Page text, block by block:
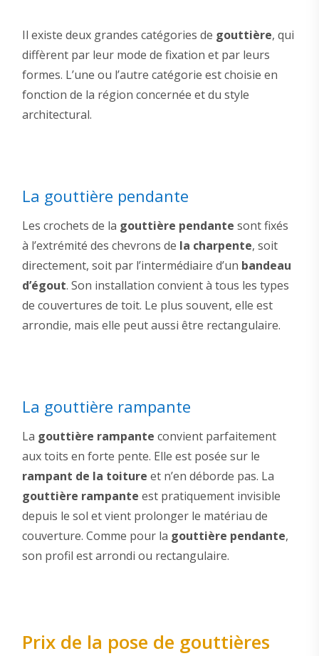
Il existe deux grandes catégories de gouttière, qui
diffèrent par leur mode de fixation et par leurs
formes. L’une ou l’autre catégorie est choisie en
fonction de la région concernée et du style
architectural.
La gouttière pendante
Les crochets de la gouttière pendante sont fixés
à l’extrémité des chevrons de la charpente, soit
directement, soit par l’intermédiaire d’un bandeau
d’égout. Son installation convient à tous les types
de couvertures de toit. Le plus souvent, elle est
arrondie, mais elle peut aussi être rectangulaire.
La gouttière rampante
La gouttière rampante convient parfaitement
aux toits en forte pente. Elle est posée sur le
rampant de la toiture et n’en déborde pas. La
gouttière rampante est pratiquement invisible
depuis le sol et vient prolonger le matériau de
couverture. Comme pour la gouttière pendante,
son profil est arrondi ou rectangulaire.
Prix de la pose de gouttières